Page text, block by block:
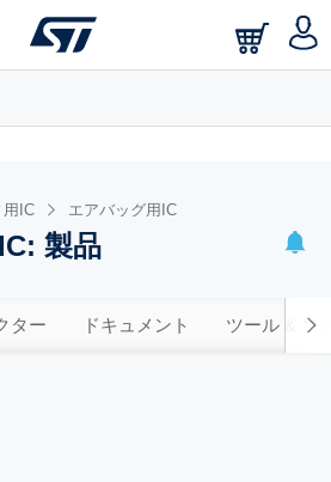
saved searches.
用IC エアバッグ用IC
製品
ター ドキュメント ツール & ソ